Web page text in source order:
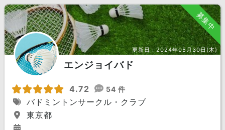
募集中
更新日：2024年05月30日(木)
エンジョイバド
4.72 54 件
バドミントンサークル・クラブ
東京都